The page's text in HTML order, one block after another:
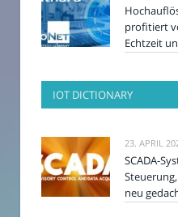
profitiert
Echtzeit
IOT DICTIONARY
23. APRIL
SCADA-
neu